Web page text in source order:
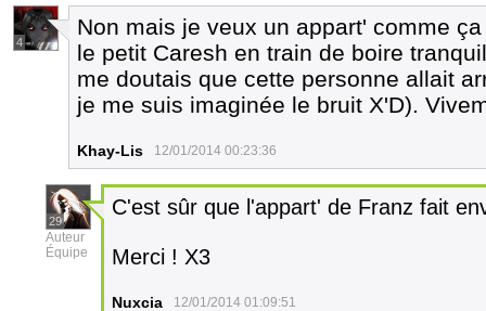
4
Non mais je veux un appart' comme
le petit Caresh en train de boire
me doutais que cette personne allait
je me suis imaginée le bruit X'D).
Khay-Lis 12/01/2014 00:23:36
29
Auteur
Équipe
C'est sûr que l'appart' de Franz fait
Merci ! X3
Nuxcia 12/01/2014 01:09:51